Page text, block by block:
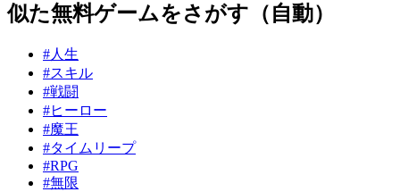
似た無料ゲームをさがす（自動）
#人生
#スキル
#戦闘
#ヒーロー
#魔王
#タイムリープ
#RPG
#無限